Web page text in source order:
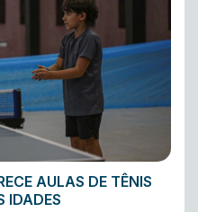
AULAS DE TÊNIS
IDADES